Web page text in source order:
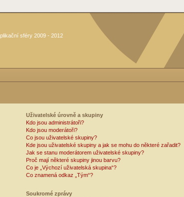
sféry 2009 - 2012
Uživatelské úrovně a skupiny
Kdo jsou administrátoři?
Kdo jsou moderátoři?
Co jsou uživatelské skupiny?
Kde jsou uživatelské skupiny a jak se mohu do některé zařadit?
Jak se stanu moderátorem uživatelské skupiny?
Proč mají některé skupiny jinou barvu?
Co je „Výchozí uživatelská skupina“?
Co znamená odkaz „Tým“?
Soukromé zprávy